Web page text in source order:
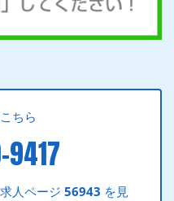
ちら
人ページ56943 を見